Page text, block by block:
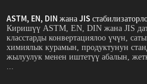
ASTM, EN, DIN жана JIS
Киришүү ASTM, EN, DIN жана JIS дат
класстарды конвертациялоо үчүн,
химиялык курамын, продуктунун
жылуулук менен иштетүү абалын,